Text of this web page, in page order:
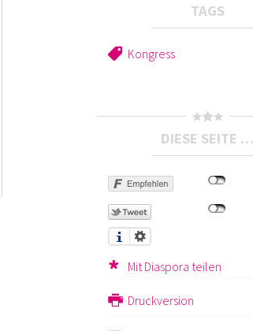
TAGS
Kongress
DIESE SEITE …
Mit Diaspora teilen
Druckversion